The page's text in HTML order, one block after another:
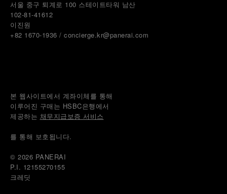
서울 중구 퇴계로 100 스테이트타워 남산
102-81-41612
이진원
+82 1670-1936 / concierge.kr@panerai.com
본 웹사이트에서 계좌이체를 통해
이루어진 구매는 HSBC은행에서
제공하는 채무지급보증 서비스
를 통해 보호됩니다.
© 2026 PANERAI
P.I. 12155270155
크레딧